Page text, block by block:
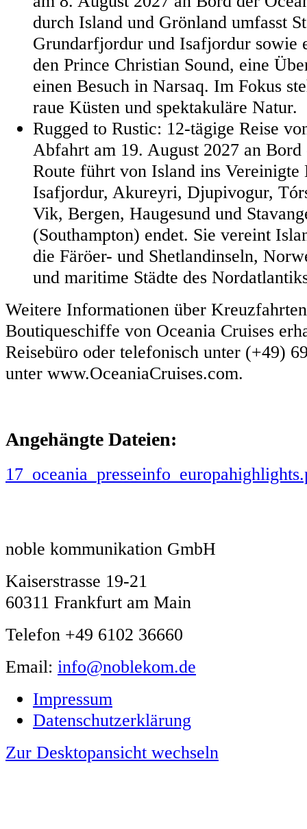
durch Island und Grönland umfasst
Grundarfjordur und Isafjordur sowie
den Prince Christian Sound, eine
einen Besuch in Narsaq. Im Fokus
raue Küsten und spektakuläre Natur.
Rugged to Rustic: 12-tägige Reise
Abfahrt am 19. August 2027 an
Route führt von Island ins
Isafjordur, Akureyri, Djupivogur,
Vik, Bergen, Haugesund und
(Southampton) endet. Sie vereint
die Färöer- und Shetlandinseln,
und maritime Städte des
Weitere Informationen über
Boutiqueschiffe von Oceania Cruises
Reisebüro oder telefonisch unter (+49)
unter www.OceaniaCruises.com.
Angehängte Dateien:
noble kommunikation GmbH
Kaiserstrasse 19-21
60311 Frankfurt am Main
Telefon +49 6102 36660
Email: info@noblekom.de
Impressum
Datenschutzerklärung
Zur Desktopansicht wechseln